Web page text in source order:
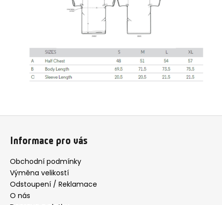
Informace pro vás
Obchodní podmínky
Výměna velikostí
Odstoupení / Reklamace
O nás